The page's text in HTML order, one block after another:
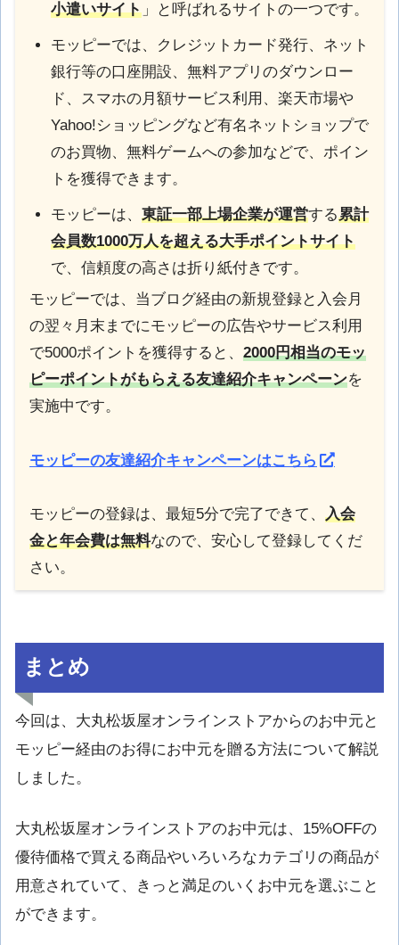
小遣いサイト」と呼ばれるサイトの一つです。
モッピーでは、クレジットカード発行、ネット
銀行等の口座開設、無料アプリのダウンロー
ド、スマホの月額サービス利用、楽天市場や
Yahoo!ショッピングなど有名ネットショップで
のお買物、無料ゲームへの参加などで、ポイン
トを獲得できます。
モッピーは、 東証一部上場企業が運営する累計
会員数1000万人を超える大手ポイントサイト
で、信頼度の高さは折り紙付きです。
モッピーでは、当ブログ経由の新規登録と入会月
の翌々月末までにモッピーの広告やサービス利用
で5000ポイントを獲得すると、 2000円相当のモッ
ピーポイントがもらえる友達紹介キャンペーンを
実施中です。
モッピーの友達紹介キャンペーンはこちら
モッピーの登録は、最短5分で完了できて、 入会
金と年会費は無料なので、安心して登録してくだ
さい。
まとめ
今回は、大丸松坂屋オンラインストアからのお中元と
モッピー経由のお得にお中元を贈る方法について解説
しました。
大丸松坂屋オンラインストアのお中元は、15%OFFの
優待価格で買える商品やいろいろなカテゴリの商品が
用意されていて、きっと満足のいくお中元を選ぶこと
ができます。